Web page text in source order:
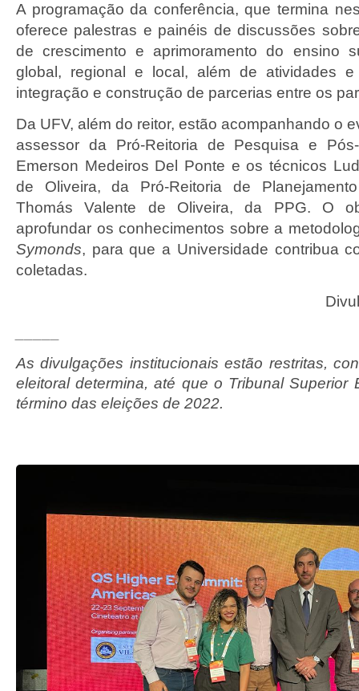
A programação da conferência, que termina
oferece palestras e painéis de discussões
de crescimento e aprimoramento do ensino
global, regional e local, além de atividades e
integração e construção de parcerias entre os
Da UFV, além do reitor, estão acompanhando o
assessor da Pró-Reitoria de Pesquisa e
Emerson Medeiros Del Ponte e os técnicos
de Oliveira, da Pró-Reitoria de
Thomás Valente de Oliveira, da PPG. O
aprofundar os conhecimentos sobre a
Symonds, para que a Universidade contribua
coletadas.
As divulgações institucionais estão restritas,
eleitoral determina, até que o Tribunal Superior
término das eleições de 2022.